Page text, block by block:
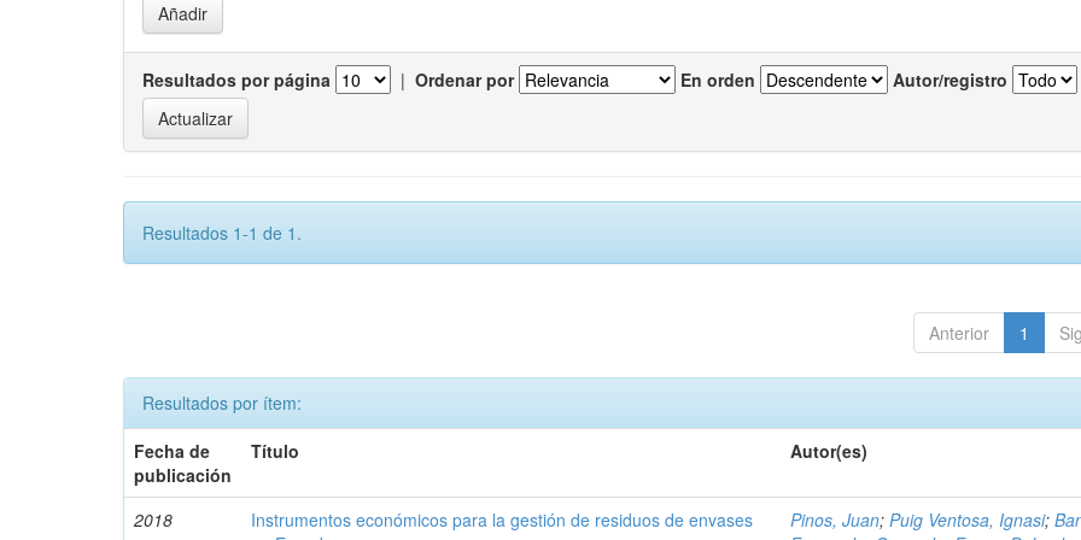
Resultados por página | Ordenar por En orden Autor/registro
Resultados 1-1 de 1.
Anterior 1
Resultados por ítem:
Fecha de
publicación
Título Autor(es)
2018
Instrumentos económicos para la gestión de residuos de envases
Pinos, Juan;Puig Ventosa, Ignasi;